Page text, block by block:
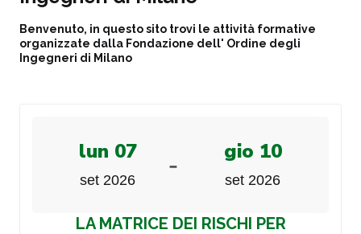
Benvenuto, in questo sito trovi le attività formative
organizzate dalla Fondazione dell' Ordine degli
Ingegneri di Milano
lun 07
set 2026 - gio 10
set 2026
LA MATRICE DEI RISCHI PER